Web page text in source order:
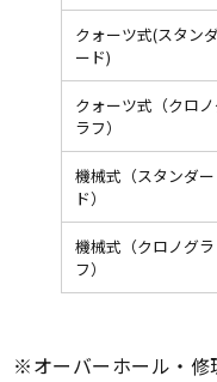
クォーツ式(スタンダ
ード)
クォーツ式（クロ
ラフ）
機械式（スタンダー
ド）
機械式（クロノグラ
フ）
※オーバーホール・修